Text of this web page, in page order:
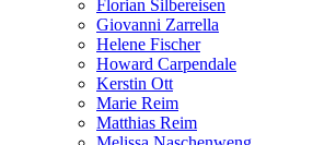
Florian Silbereisen
Giovanni Zarrella
Helene Fischer
Howard Carpendale
Kerstin Ott
Marie Reim
Matthias Reim